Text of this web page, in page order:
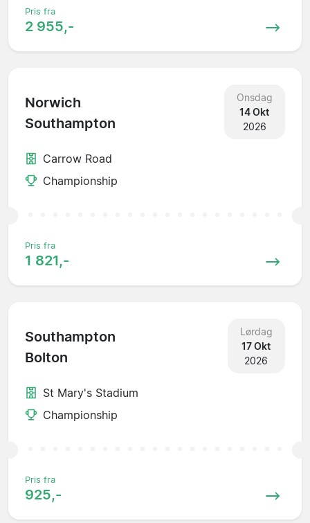
Pris fra
2 955,-
Norwich
Southampton
Onsdag
14 Okt
2026
Carrow Road
Championship
Pris fra
1 821,-
Southampton
Bolton
Lørdag
17 Okt
2026
St Mary's Stadium
Championship
Pris fra
925,-